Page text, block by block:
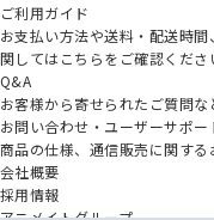
ご利用ガイド
お支払い方法や送料・配送時
関してはこちらをご確認くださ
Q&A
お客様から寄せられたご質問な
お問い合わせ・ユーザーサポー
商品の仕様、通信販売に関する
会社概要
採用情報